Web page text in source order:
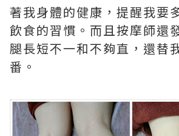
著我身體的健康，提醒我要
飲食的習慣。而且按摩師還
腿長短不一和不夠直，還替
番。